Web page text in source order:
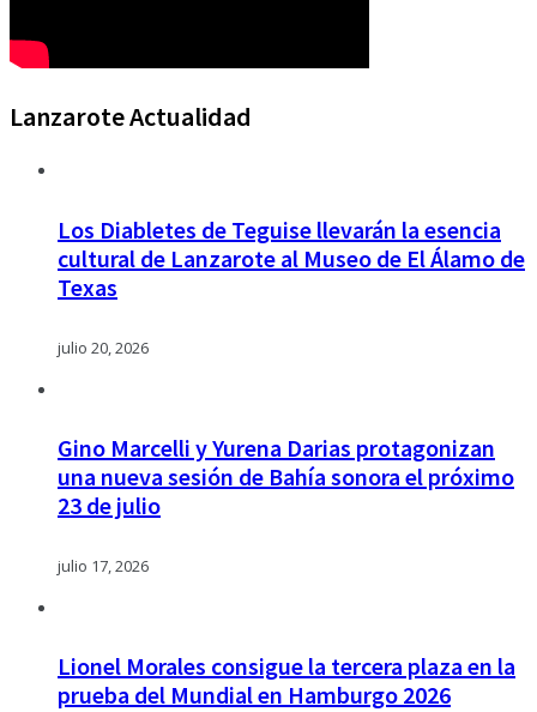
Lanzarote Actualidad
Los Diabletes de Teguise llevarán la esencia
cultural de Lanzarote al Museo de El Álamo de
Texas
julio 20, 2026
Gino Marcelli y Yurena Darias protagonizan
una nueva sesión de Bahía sonora el próximo
23 de julio
julio 17, 2026
Lionel Morales consigue la tercera plaza en la
prueba del Mundial en Hamburgo 2026